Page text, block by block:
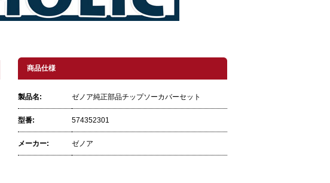
商品仕様
製品名: ゼノア純正部品チップソーカバーセット
型番: 574352301
メーカー: ゼノア